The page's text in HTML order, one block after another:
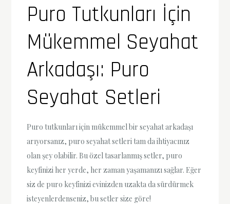
Puro Tutkunları İçin
Mükemmel Seyahat
Arkadaşı: Puro
Seyahat Setleri
Puro tutkunları için mükemmel bir seyahat arkadaşı
arıyorsanız, puro seyahat setleri tam da ihtiyacınız
olan şey olabilir. Bu özel tasarlanmış setler, puro
keyfinizi her yerde, her zaman yaşamanızı sağlar. Eğer
siz de puro keyfinizi evinizden uzakta da sürdürmek
isteyenlerdenseniz, bu setler size göre!